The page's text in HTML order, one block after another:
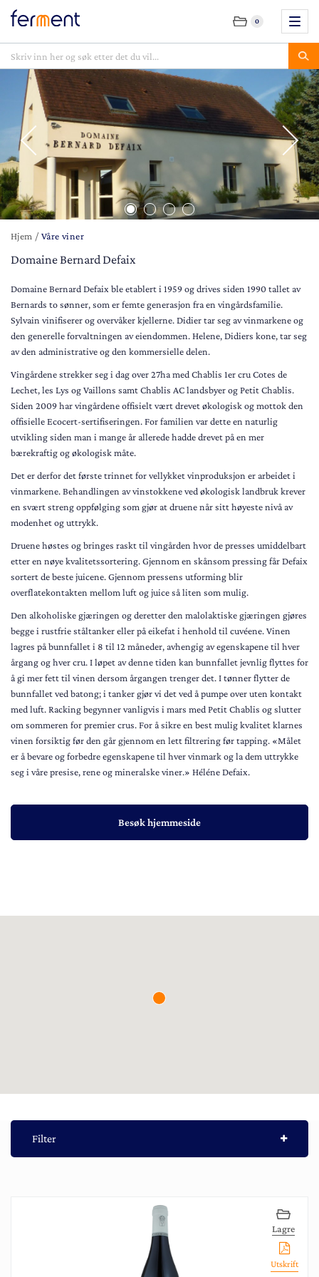
0
Hjem / Våre viner
Domaine Bernard Defaix
Domaine Bernard Defaix ble etablert i 1959 og drives siden 1990 tallet av
Bernards to sønner, som er femte generasjon fra en vingårdsfamilie.
Sylvain vinifiserer og overvåker kjellerne. Didier tar seg av vinmarkene og
den generelle forvaltningen av eiendommen. Helene, Didiers kone, tar seg
av den administrative og den kommersielle delen.
Vingårdene strekker seg i dag over 27ha med Chablis 1er cru Cotes de
Lechet, les Lys og Vaillons samt Chablis AC landsbyer og Petit Chablis.
Siden 2009 har vingårdene offisielt vært drevet økologisk og mottok den
offisielle Ecocert-sertifiseringen. For familien var dette en naturlig
utvikling siden man i mange år allerede hadde drevet på en mer
bærekraftig og økologisk måte.
Det er derfor det første trinnet for vellykket vinproduksjon er arbeidet i
vinmarkene. Behandlingen av vinstokkene ved økologisk landbruk krever
en svært streng oppfølging som gjør at druene når sitt høyeste nivå av
modenhet og uttrykk.
Druene høstes og bringes raskt til vingården hvor de presses umiddelbart
etter en nøye kvalitetssortering. Gjennom en skånsom pressing får Defaix
sortert de beste juicene. Gjennom pressens utforming blir
overflatekontakten mellom luft og juice så liten som mulig.
Den alkoholiske gjæringen og deretter den malolaktiske gjæringen gjøres
begge i rustfrie ståltanker eller på eikefat i henhold til cuvéene. Vinen
lagres på bunnfallet i 8 til 12 måneder, avhengig av egenskapene til hver
årgang og hver cru. I løpet av denne tiden kan bunnfallet jevnlig flyttes for
å gi mer fett til vinen dersom årgangen trenger det. I tønner flytter de
bunnfallet ved batong; i tanker gjør vi det ved å pumpe over uten kontakt
med luft. Racking begynner vanligvis i mars med Petit Chablis og slutter
om sommeren for premier crus. For å sikre en best mulig kvalitet klarnes
vinen forsiktig før den går gjennom en lett filtrering før tapping. «Målet
er å bevare og forbedre egenskapene til hver vinmark og la dem uttrykke
seg i våre presise, rene og mineralske viner.» Héléne Defaix.
Besøk hjemmeside
Filter
Utskrift
Lagre